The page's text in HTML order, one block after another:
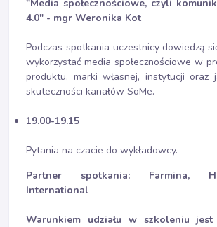
"Media społecznościowe, czyli
4.0" - mgr Weronika Kot
Podczas spotkania uczestnicy dowiedzą
wykorzystać media społecznościowe w
produktu, marki własnej, instytucji oraz
skuteczności kanałów SoMe.
19.00-19.15
Pytania na czacie do wykładowcy.
Partner spotkania: Farmina,
International
Warunkiem udziału w szkoleniu